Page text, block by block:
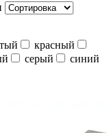
красный
серый
синий